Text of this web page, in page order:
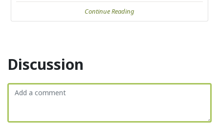
Continue Reading
Discussion